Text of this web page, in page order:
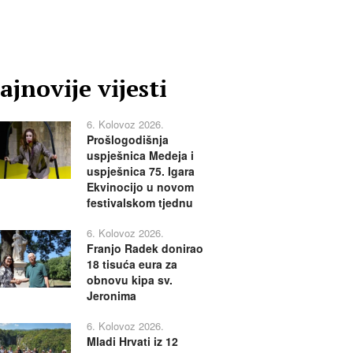
vijesti
6. Kolovoz 2026.
Prošlogodišnja
uspješnica Medeja i
uspješnica 75. Igara
Ekvinocijo u novom
festivalskom tjednu
6. Kolovoz 2026.
Franjo Radek donirao
18 tisuća eura za
obnovu kipa sv.
Jeronima
6. Kolovoz 2026.
Mladi Hrvati iz 12